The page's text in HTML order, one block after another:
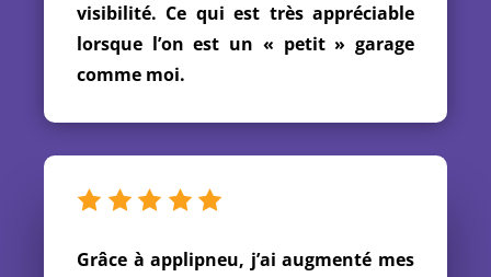
visibilité. Ce qui est très appréciable
lorsque l’on est un « petit » garage
comme moi.
Grâce à applipneu, j’ai augmenté mes